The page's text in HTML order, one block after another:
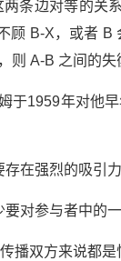
两条边对等的关
顾 B-X，或者
则 A-B 之间的失
于1959年对他
在强烈的吸引力
要对参与者中的
播双方来说都是